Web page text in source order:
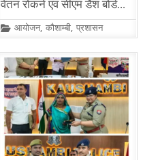
वेतन रोकने एवं सीएम डैश बोर्ड…
Posted
in
आयोजन,कौशाम्बी,प्रशासन